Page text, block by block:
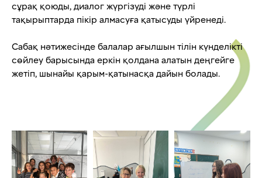
сұрақ қоюды, диалог жүргізуді және түрлі
тақырыптарда пікір алмасуға қатысуды үйренеді.
Сабақ нәтижесінде балалар ағылшын тілін күнделікті
сөйлеу барысында еркін қолдана алатын деңгейге
жетіп, шынайы қарым-қатынасқа дайын болады.